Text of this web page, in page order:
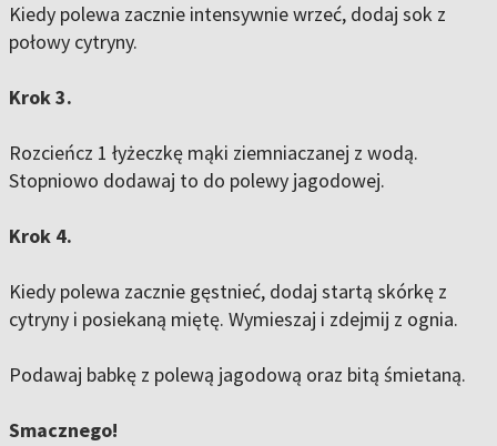
Kiedy polewa zacznie intensywnie wrzeć, dodaj sok z
połowy cytryny.
Krok 3.
Rozcieńcz 1 łyżeczkę mąki ziemniaczanej z wodą.
Stopniowo dodawaj to do polewy jagodowej.
Krok 4.
Kiedy polewa zacznie gęstnieć, dodaj startą skórkę z
cytryny i posiekaną miętę. Wymieszaj i zdejmij z ognia.
Podawaj babkę z polewą jagodową oraz bitą śmietaną.
Smacznego!